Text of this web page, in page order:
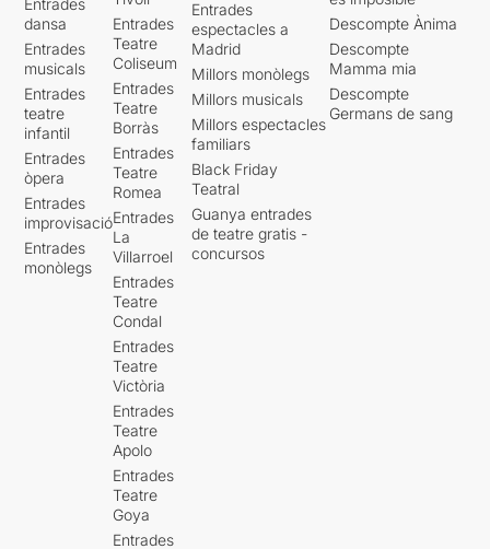
dansa
Entrades
musicals
Entrades
teatre
infantil
Entrades
òpera
Entrades
improvisació
Entrades
monòlegs
Entrades
Teatre
Coliseum
Entrades
Teatre
Borràs
Entrades
Teatre
Romea
Entrades
La
Villarroel
Entrades
Teatre
Condal
Entrades
Teatre
Victòria
Entrades
Teatre
Apolo
Entrades
Teatre
Goya
Entrades
Entrades
espectacles a
Madrid
Millors monòlegs
Millors musicals
Millors espectacles
familiars
Black Friday
Teatral
Guanya entrades
de teatre gratis -
concursos
Descompte Ànima
Descompte
Mamma mia
Descompte
Germans de sang